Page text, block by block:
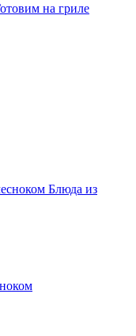
на гриле
Блюда из